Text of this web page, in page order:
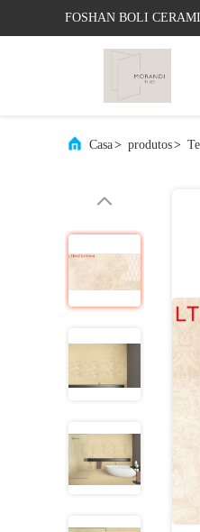
FOSHAN BOLI
Casa> produtos>